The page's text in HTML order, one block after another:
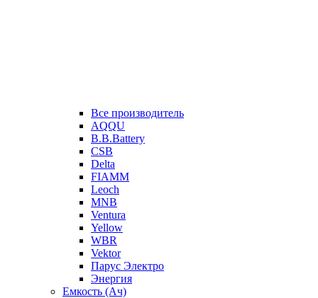
Все производитель
AQQU
B.B.Battery
CSB
Delta
FIAMM
Leoch
MNB
Ventura
Yellow
WBR
Vektor
Парус Электро
Энергия
Емкость (Ач)